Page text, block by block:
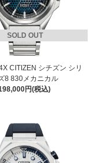
SOLD OUT
CITIZEN シチズン シリ
8 830メカニカル
円(税込)